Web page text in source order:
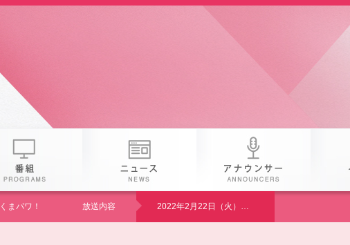
くまパワ！ 放送内容 2022年2月22日（火）【特集】新熊本駅物語～市電沿線散歩・健軍終点のソノサキがあった!?～